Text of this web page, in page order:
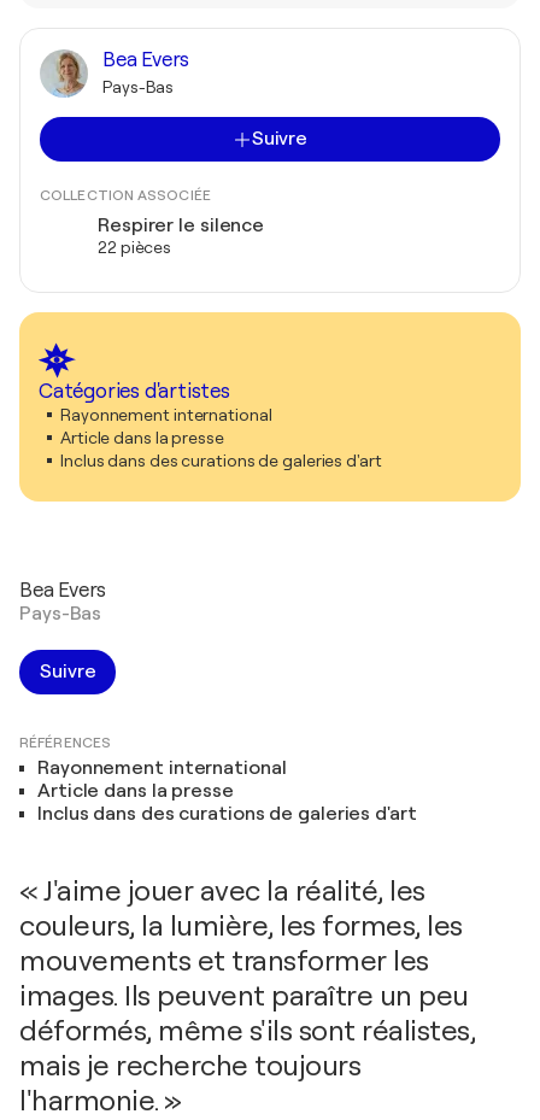
Bea Evers
Pays-Bas
Suivre
COLLECTION ASSOCIÉE
Respirer le silence
22 pièces
Catégories d'artistes
Rayonnement international
Article dans la presse
Inclus dans des curations de galeries d'art
Bea Evers
Pays-Bas
Suivre
RÉFÉRENCES
Rayonnement international
Article dans la presse
Inclus dans des curations de galeries d'art
« J'aime jouer avec la réalité, les
couleurs, la lumière, les formes, les
mouvements et transformer les
images. Ils peuvent paraître un peu
déformés, même s'ils sont réalistes,
mais je recherche toujours
l'harmonie. »